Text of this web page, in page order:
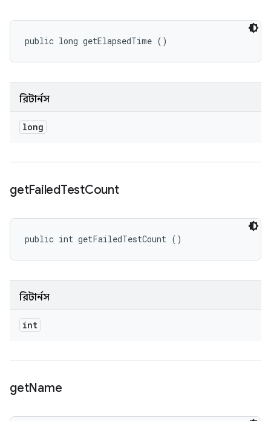
public long getElapsedTime ()
রিটার্নস
long
getFailedTestCount
public int getFailedTestCount ()
রিটার্নস
int
getName